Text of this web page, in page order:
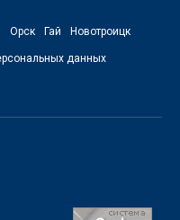
Орск Гай Новотроицк
данных